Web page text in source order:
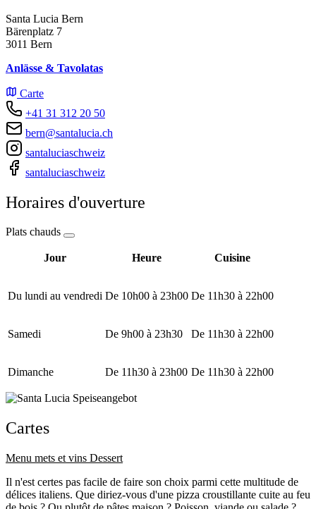
Santa Lucia Bern
Bärenplatz 7
3011 Bern
Anlässe & Tavolatas
Carte
+41 31 312 20 50
bern@santalucia.ch
santaluciaschweiz
santaluciaschweiz
Horaires d'ouverture
Plats chauds
Jour Heure Cuisine
Du lundi au vendredi De 10h00 à 23h00 De 11h30 à 22h00
Samedi De 9h00 à 23h30 De 11h30 à 22h00
Dimanche De 11h30 à 23h00 De 11h30 à 22h00
Cartes
Menu mets et vins Dessert
Il n'est certes pas facile de faire son choix parmi cette multitude de
délices italiens. Que diriez-vous d'une pizza croustillante cuite au feu